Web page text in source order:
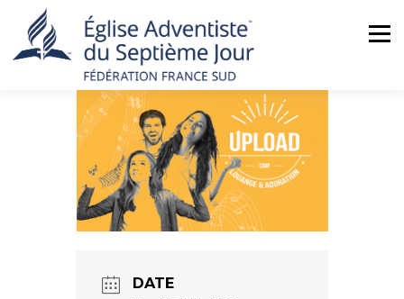
contenu
Menu
ACCUEIL NOUS CONNAÎTRE ACTUALITÉS
MINISTÈRES NOS ÉGLISES AGENDA
DATE